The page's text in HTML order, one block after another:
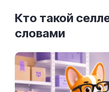
Кто такой
словами